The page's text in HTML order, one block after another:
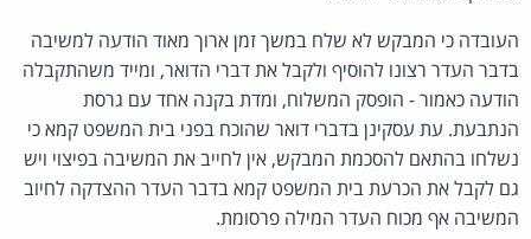
העובדה כי המבקש לא שלח במשך זמן ארוך מאוד הודעה למשיבה
בדבר העדר רצונו להוסיף ולקבל את דברי הדואר, ומייד משהתקבלה
הודעה כאמור - הופסק המשלוח, ומדת בקנה אחד עם גרסת
הנתבעת. עת עסקינן בדברי דואר שהוכח בפני בית המשפט קמא כי
נשלחו בהתאם להסכמת המבקש, אין לחייב את המשיבה בפיצוי ויש
גם לקבל את הכרעת בית המשפט קמא בדבר העדר ההצדקה לחיוב
המשיבה אף מכוח העדר המילה פרסומת.